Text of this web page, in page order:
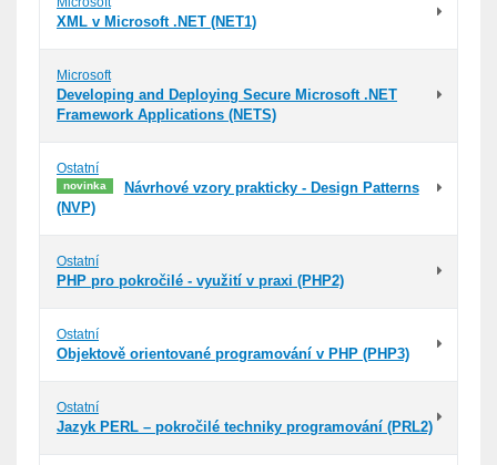
XML v Microsoft .NET (NET1)
Microsoft
Developing and Deploying Secure Microsoft .NET
Framework Applications (NETS)
Ostatní
novinka
Návrhové vzory prakticky - Design Patterns
(NVP)
Ostatní
PHP pro pokročilé - využití v praxi (PHP2)
Ostatní
Objektově orientované programování v PHP (PHP3)
Ostatní
Jazyk PERL – pokročilé techniky programování (PRL2)